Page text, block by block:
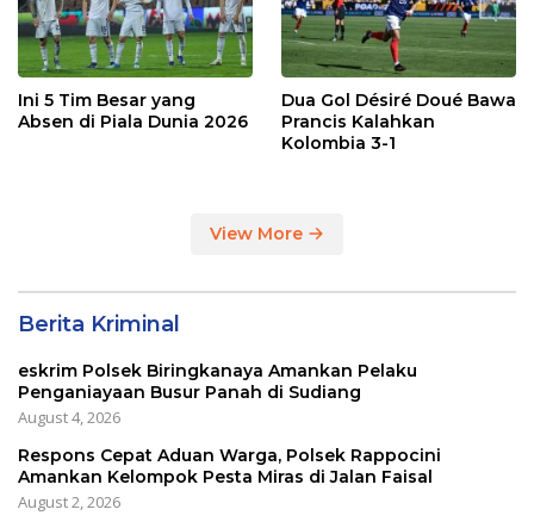
Ini 5 Tim Besar yang
Absen di Piala Dunia 2026
Dua Gol Désiré Doué Bawa
Prancis Kalahkan
Kolombia 3-1
View More
Berita Kriminal
eskrim Polsek Biringkanaya Amankan Pelaku
Penganiayaan Busur Panah di Sudiang
August 4, 2026
Respons Cepat Aduan Warga, Polsek Rappocini
Amankan Kelompok Pesta Miras di Jalan Faisal
August 2, 2026